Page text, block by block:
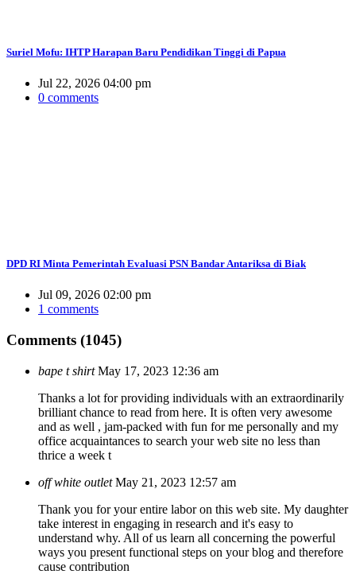
Suriel Mofu: IHTP Harapan Baru Pendidikan Tinggi di Papua
Jul 22, 2026 04:00 pm
0 comments
DPD RI Minta Pemerintah Evaluasi PSN Bandar Antariksa di Biak
Jul 09, 2026 02:00 pm
1 comments
Comments (1045)
bape t shirt May 17, 2023 12:36 am
Thanks a lot for providing individuals with an extraordinarily
brilliant chance to read from here. It is often very awesome
and as well , jam-packed with fun for me personally and my
office acquaintances to search your web site no less than
thrice a week t
off white outlet May 21, 2023 12:57 am
Thank you for your entire labor on this web site. My daughter
take interest in engaging in research and it's easy to
understand why. All of us learn all concerning the powerful
ways you present functional steps on your blog and therefore
cause contribution